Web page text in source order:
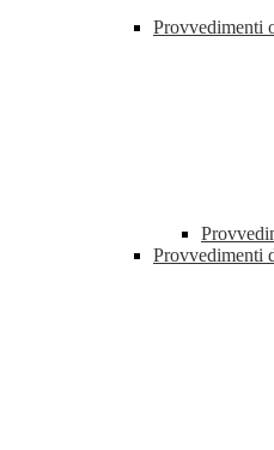
Provvedimenti
Provvedimenti